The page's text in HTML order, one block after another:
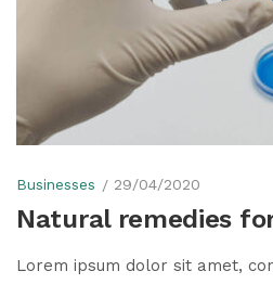
Businesses 29/04/2020
Natural remedies
Lorem ipsum dolor sit amet,